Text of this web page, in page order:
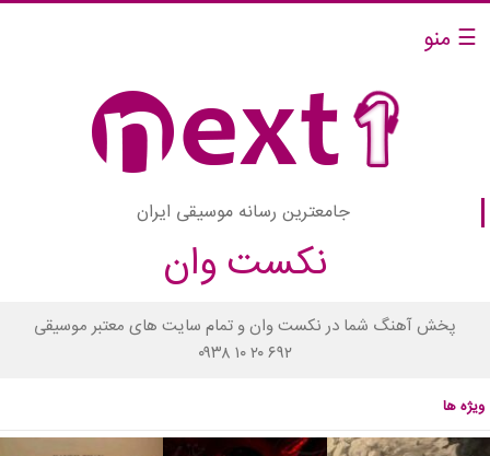
☰ منو
جامعترین رسانه موسیقی ایران
نکست وان
پخش آهنگ شما در نکست وان و تمام سایت های معتبر موسیقی
۰۹۳۸ ۱۰ ۲۰ ۶۹۲
ویژه ها